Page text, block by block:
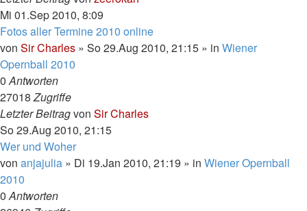
Mi 01.Sep 2010, 8:09
Fotos aller Termine 2010 online
von Sir Charles » So 29.Aug 2010, 21:15 » in Wiener
Opernball 2010
0Antworten
27018Zugriffe
Letzter Beitragvon Sir Charles
So 29.Aug 2010, 21:15
Wer und Woher
von anjajulia » Di 19.Jan 2010, 21:19 » in Wiener Opernball
2010
0Antworten